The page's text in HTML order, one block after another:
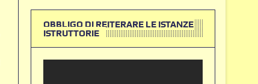
OBBLIGO DI REITERARE LE ISTANZE
ISTRUTTORIE